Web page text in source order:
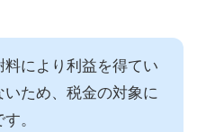
料により利益を得てい
いため、税金の対象に
。